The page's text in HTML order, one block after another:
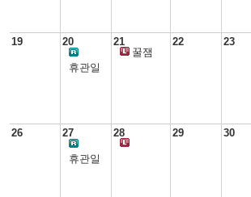
19 20
휴관일
21
꿀잼
22 23
26 27
휴관일
28
29 30